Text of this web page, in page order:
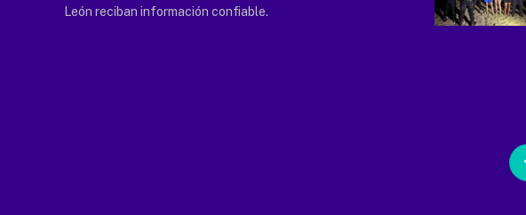
León reciban información confiable.